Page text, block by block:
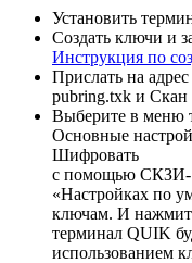
Установить
Создать ключи и
Инструкция по
Прислать на адрес
pubring.txk и Скан
Выберите в меню
Основные
Шифровать
с помощью СКЗИ-
«Настройках по
ключам. И
терминал QUIK
использованием